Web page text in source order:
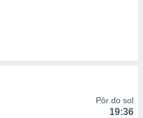
Pôr do sol
19:36